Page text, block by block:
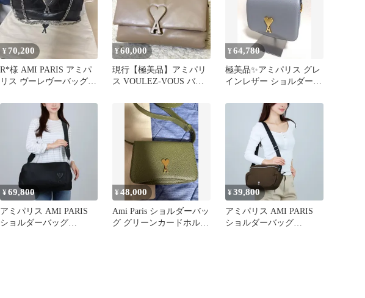
¥ 70,200
R*様 AMI PARIS アミパ
リス ヴーレヴーバッグ
¥60,000
現行【極美品】アミパリ
ス VOULEZ-VOUS バッ
¥64,780
極美品✨アミパリス グレ
インレザー ショルダーバ
ト
¥69,800
アミパリス AMI PARIS
ショルダーバッグ
¥48,000
Ami Paris ショルダーバッ
グ グリーンカードホルダ
¥39,800
アミパリス AMI PARIS
ショルダーバッグ